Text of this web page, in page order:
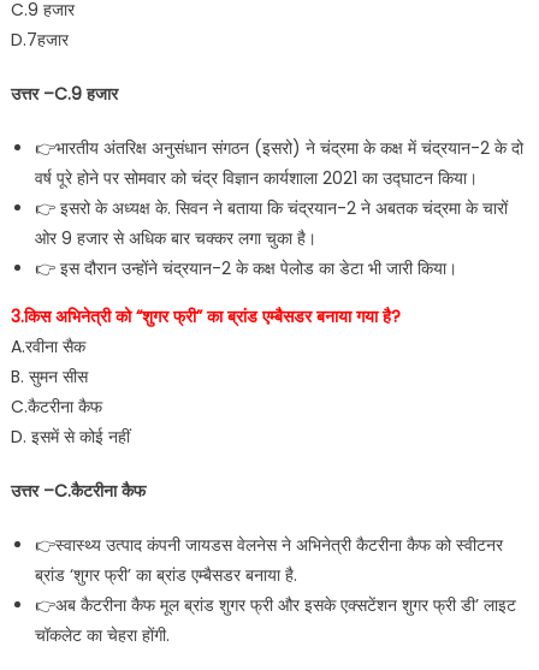
C.9 हजार
D.7हजार
उत्तर –C.9 हजार
👉भारतीय अंतरिक्ष अनुसंधान संगठन (इसरो) ने चंद्रमा के कक्ष में चंद्रयान-2 के दो
वर्ष पूरे होने पर सोमवार को चंद्र विज्ञान कार्यशाला 2021 का उद्घाटन किया।
👉 इसरो के अध्यक्ष के. सिवन ने बताया कि चंद्रयान-2 ने अबतक चंद्रमा के चारों
ओर 9 हजार से अधिक बार चक्कर लगा चुका है।
👉 इस दौरान उन्होंने चंद्रयान-2 के कक्ष पेलोड का डेटा भी जारी किया।
3.किस अभिनेत्री को “शुगर फ्री” का ब्रांड एम्बैसडर बनाया गया है?
A.रवीना सैक
B. सुमन सीस
C.कैटरीना कैफ
D. इसमें से कोई नहीं
उत्तर –C.कैटरीना कैफ
👉स्वास्थ्य उत्पाद कंपनी जायडस वेलनेस ने अभिनेत्री कैटरीना कैफ को स्वीटनर
ब्रांड ‘शुगर फ्री’ का ब्रांड एम्बैसडर बनाया है.
👉अब कैटरीना कैफ मूल ब्रांड शुगर फ्री और इसके एक्सटेंशन शुगर फ्री डी’ लाइट
चॉकलेट का चेहरा होंगी.